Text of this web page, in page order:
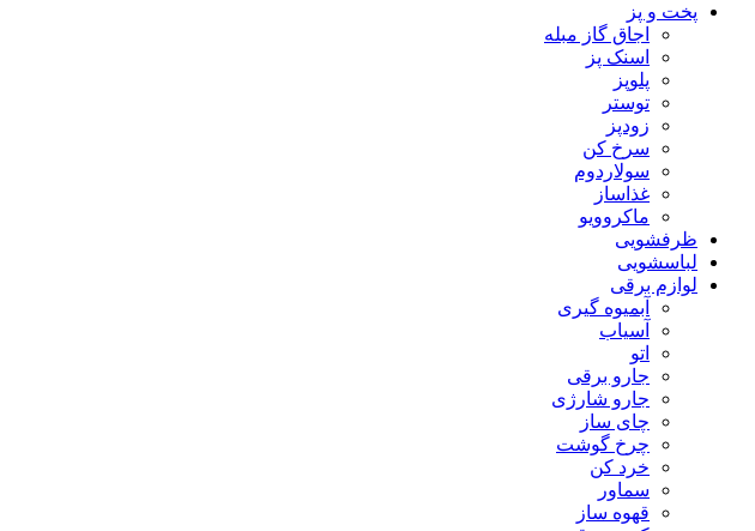
پخت و پز
اجاق گاز مبله
اسنک پز
پلوپز
توستر
زودپز
سرخ کن
سولاردوم
غذاساز
ماکروویو
ظرفشویی
لباسشویی
لوازم برقی
آبمیوه گیری
آسیاب
اتو
جارو برقی
جارو شارژی
چای ساز
چرخ گوشت
خرد کن
سماور
قهوه ساز